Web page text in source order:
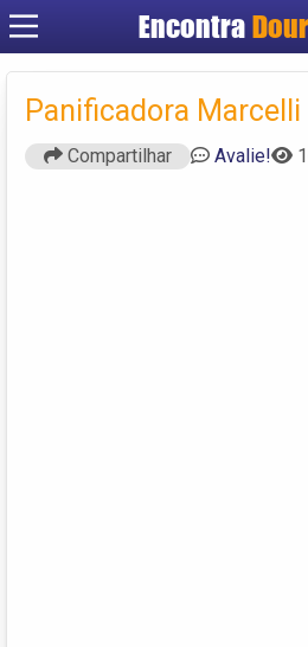
Encontra
Criar
Panificadora Marcelli
Compartilhar Avalie!